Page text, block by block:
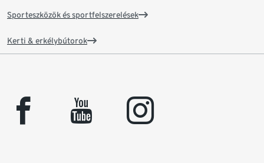
Sporteszközök és sportfelszerelések
Kerti & erkélybútorok
facebook youtube instagram